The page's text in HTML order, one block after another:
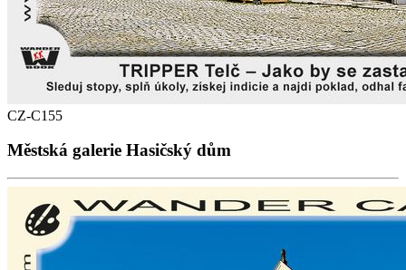
CZ-C155
Městská galerie Hasičský dům